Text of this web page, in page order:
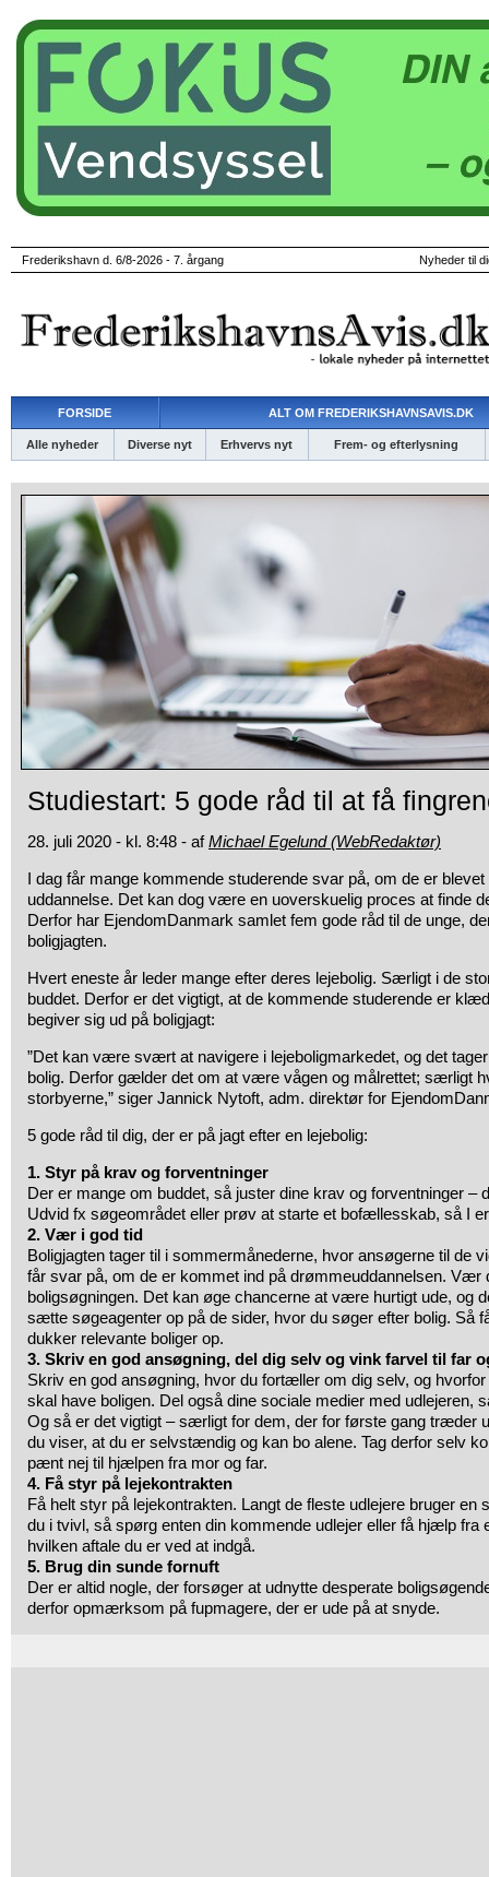
Frederikshavn d. 6/8-2026 - 7. årgang Nyheder til
FORSIDE ALT OM FREDERIKSHAVNSAVIS.DK
Alle nyheder Diverse nyt Erhvervs nyt Frem- og efterlysning
Studiestart: 5 gode råd til at få
28. juli 2020 - kl. 8:48 - afMichael Egelund (WebRedaktør)
I dag får mange kommende studerende svar på, om de er blevet
uddannelse. Det kan dog være en uoverskuelig proces at finde
Derfor har EjendomDanmark samlet fem gode råd til de unge,
boligjagten.
Hvert eneste år leder mange efter deres lejebolig. Særligt i de
buddet. Derfor er det vigtigt, at de kommende studerende er
begiver sig ud på boligjagt:
”Det kan være svært at navigere i lejeboligmarkedet, og det
bolig. Derfor gælder det om at være vågen og målrettet; særligt
storbyerne,” siger Jannick Nytoft, adm. direktør for
5 gode råd til dig, der er på jagt efter en lejebolig:
1. Styr på krav og forventninger
Der er mange om buddet, så juster dine krav og forventninger –
Udvid fx søgeområdet eller prøv at starte et bofællesskab, så I
2. Vær i god tid
Boligjagten tager til i sommermånederne, hvor ansøgerne til de
får svar på, om de er kommet ind på drømmeuddannelsen. Vær
boligsøgningen. Det kan øge chancerne at være hurtigt ude, og
sætte søgeagenter op på de sider, hvor du søger efter bolig. Så
dukker relevante boliger op.
3. Skriv en god ansøgning, del dig selv og vink farvel til far
Skriv en god ansøgning, hvor du fortæller om dig selv, og
skal have boligen. Del også dine sociale medier med udlejeren,
Og så er det vigtigt – særligt for dem, der for første gang træder
du viser, at du er selvstændig og kan bo alene. Tag derfor selv
pænt nej til hjælpen fra mor og far.
4. Få styr på lejekontrakten
Få helt styr på lejekontrakten. Langt de fleste udlejere bruger en
du i tvivl, så spørg enten din kommende udlejer eller få hjælp fra
hvilken aftale du er ved at indgå.
5. Brug din sunde fornuft
Der er altid nogle, der forsøger at udnytte desperate
derfor opmærksom på fupmagere, der er ude på at snyde.